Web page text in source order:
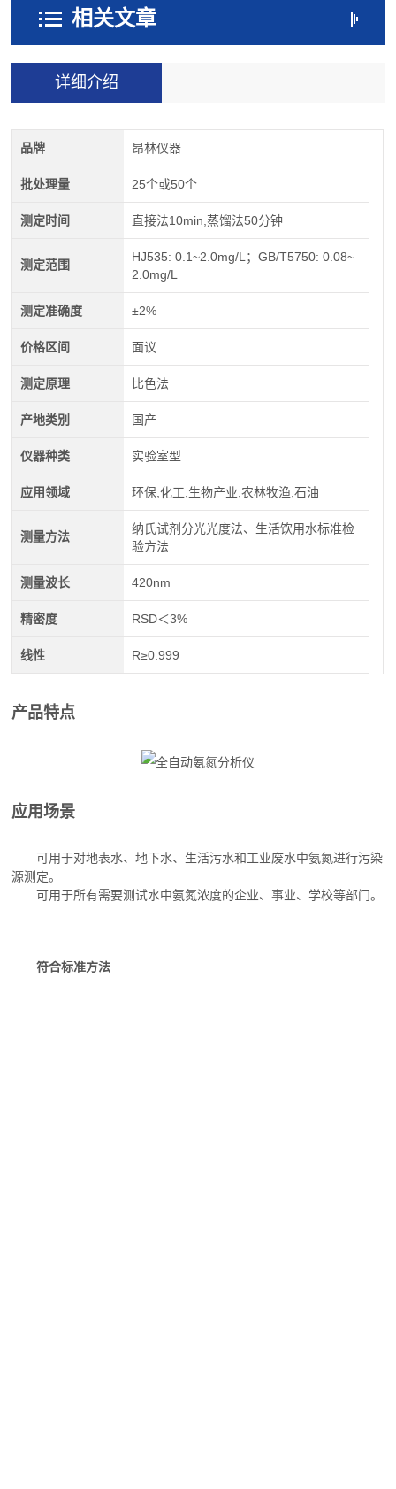
相关文章
详细介绍
品牌 昂林仪器
批处理量 25个或50个
测定时间 直接法10min,蒸馏法50分钟
测定范围
HJ535: 0.1~2.0mg/L；GB/T5750: 0.08~
2.0mg/L
测定准确度 ±2%
价格区间 面议
测定原理 比色法
产地类别 国产
仪器种类 实验室型
应用领域 环保,化工,生物产业,农林牧渔,石油
测量方法
纳氏试剂分光光度法、生活饮用水标准检
验方法
测量波长 420nm
精密度 RSD＜3%
线性 R≥0.999
产品特点
应用场景
可用于对地表水、地下水、生活污水和工业废水中氨氮进行污染
源测定。
可用于所有需要测试水中氨氮浓度的企业、事业、学校等部门。
符合标准方法